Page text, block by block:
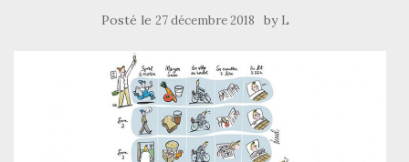
Posté le 27 décembre 2018 by L